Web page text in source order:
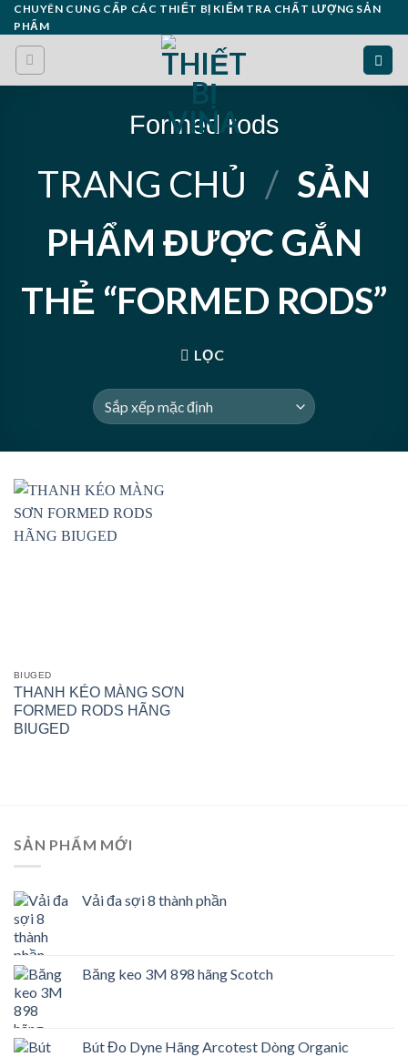
Skip
to
content
CHUYÊN CUNG CẤP CÁC THIẾT BỊ KIỂM TRA CHẤT LƯỢNG SẢN
PHẨM
Formed rods
TRANG CHỦ / SẢN
PHẨM ĐƯỢC GẮN
THẺ “FORMED RODS”
LỌC
BIUGED
THANH KÉO MÀNG SƠN
FORMED RODS HÃNG
BIUGED
SẢN PHẨM MỚI
Vải đa sợi 8 thành phần
Băng keo 3M 898 hãng Scotch
Bút Đo Dyne Hãng Arcotest Dòng Organic